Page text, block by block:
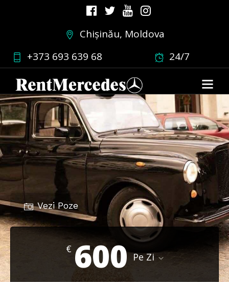
Chișinău, Moldova
+373 693 639 68
24/7
Vezi Poze
€ 600 Pe Zi